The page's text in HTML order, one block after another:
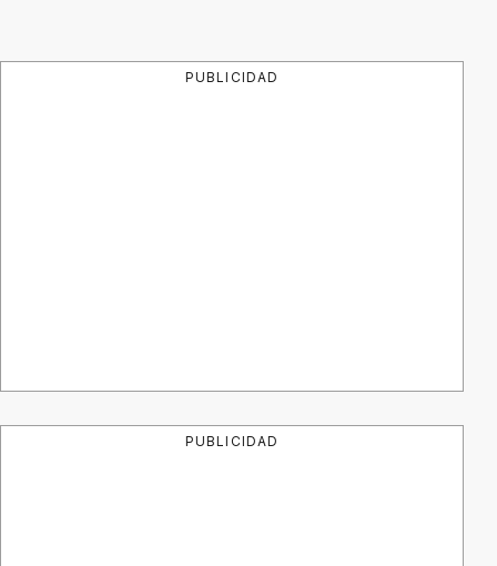
PUBLICIDAD
PUBLICIDAD